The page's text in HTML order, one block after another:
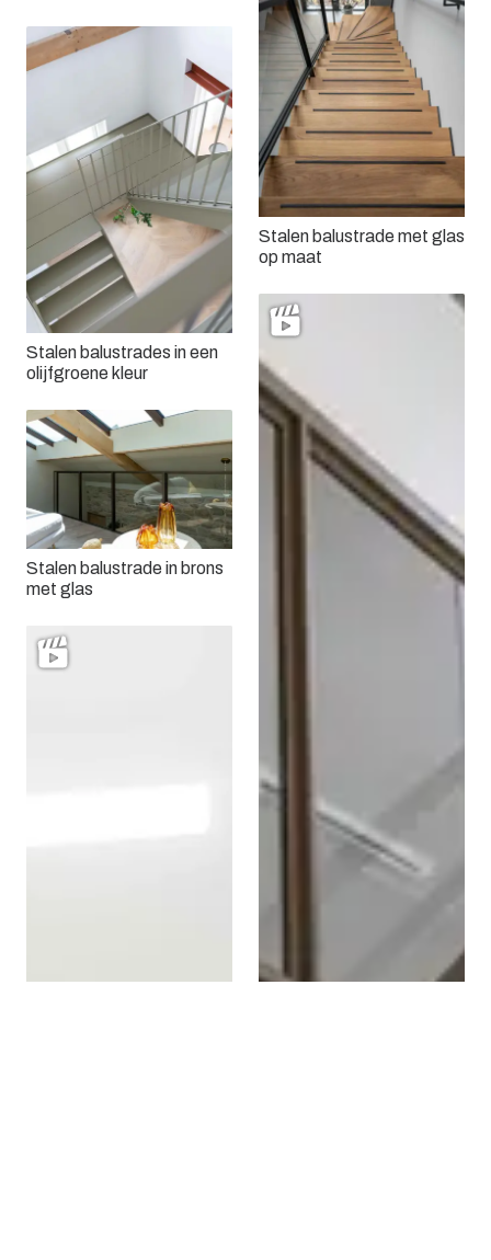
Stalen balustrades in een
olijfgroene kleur
Stalen balustrade in brons
met glas
Stalen balustrade met glas
op maat